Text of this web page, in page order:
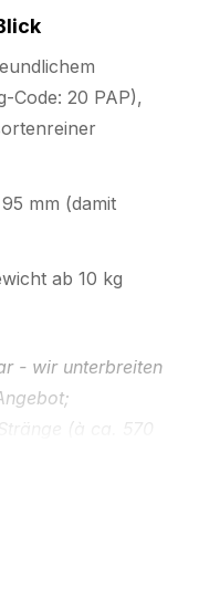
Code: 20 PAP),
mm (damit
ab 10 kg
- wir unterbreiten
(à ca. 570
mm = 6 Teile);
(bei